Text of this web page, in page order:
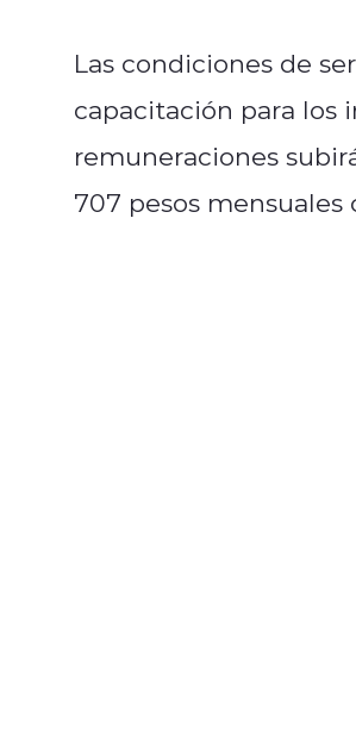
Las condiciones de
capacitación para los
remuneraciones
707 pesos